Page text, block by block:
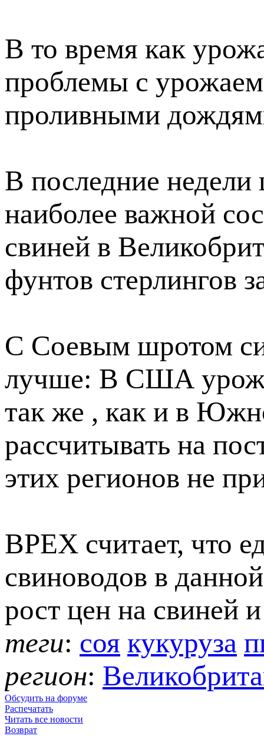
В то время как
проблемы с
проливными
В последние
наиболее важной
свиней в
фунтов стерлингов
С Соевым шротом
лучше: В США
так же , как и в
рассчитывать на
этих регионов не
BPEX считает, что
свиноводов в
рост цен на свиней
теги: соя кукуруза
регион:
Обсудить на форуме
Распечатать
Читать все новости
Возврат